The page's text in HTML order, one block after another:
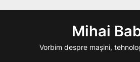
Mihai
Vorbim despre mașini,